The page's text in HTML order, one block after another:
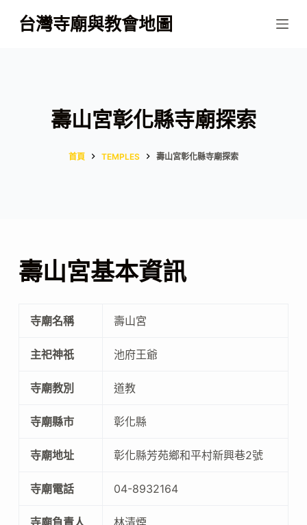
跳
至
台灣寺廟與教會地圖
壽山宮彰化縣寺廟探索
首頁 TEMPLES 壽山宮彰化縣寺廟探索
壽山宮基本資訊
寺廟名稱 壽山宮
主祀神祇 池府王爺
寺廟教別 道教
寺廟縣市 彰化縣
寺廟地址 彰化縣芳苑鄉和平村新興巷2號
寺廟電話 04-8932164
寺廟負責人 林清煙